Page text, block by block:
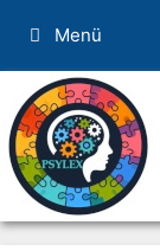
Inhalt
springen
Menü